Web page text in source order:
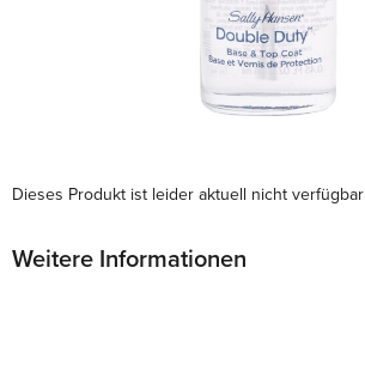
Dieses Produkt ist leider aktuell nicht verfügbar
Weitere Informationen